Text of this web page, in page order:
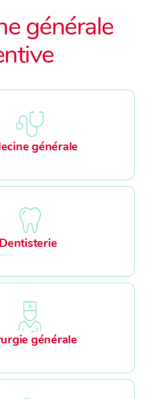
générale
générale
Dentisterie
générale